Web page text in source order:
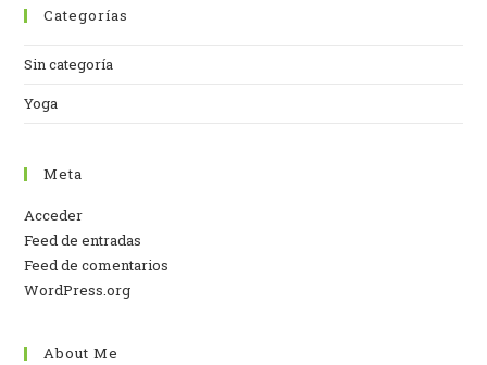
Categorías
Sin categoría
Yoga
Meta
Acceder
Feed de entradas
Feed de comentarios
WordPress.org
About Me